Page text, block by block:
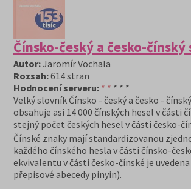
Čínsko-český a česko-
Autor:Jaromír Vochala
Rozsah:614 stran
Hodnocení serveru: * * * * *
Velký slovník Čínsko - český a česko -
obsahuje asi 14 000 čínských hesel v části
stejný počet českých hesel v části česko-
Čínské znaky mají standardizovanou
každého čínského hesla v části čínsko-
ekvivalentu v části česko-čínské je
přepisové abecedy pinyin).